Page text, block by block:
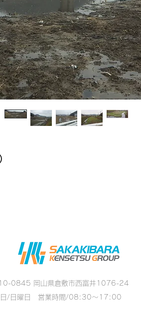
0845 岡山県倉敷市西富井1076-24
日/日曜日 営業時間/08:30～17:00